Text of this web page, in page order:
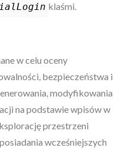
klaśmi.
w celu oceny
bezpieczeństwa i
modyfikowania
na podstawie wpisów w
przestrzeni
wcześniejszych